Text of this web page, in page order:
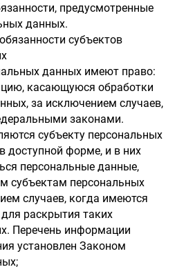
предусмотренные
данных.
субъектов
данных имеют право:
касающуюся обработки
за исключением случаев,
законами.
субъекту персональных
доступной форме, и в них
персональные данные,
субъектам персональных
случаев, когда имеются
раскрытия таких
Перечень информации
установлен Законом